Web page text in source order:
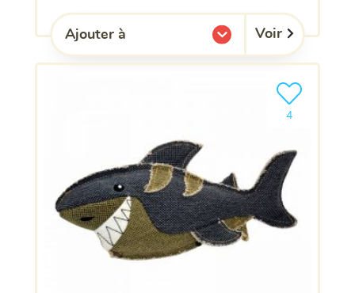
Ajouter à
l'une de mes listes. Voir
4
Ajouter le
clients ont